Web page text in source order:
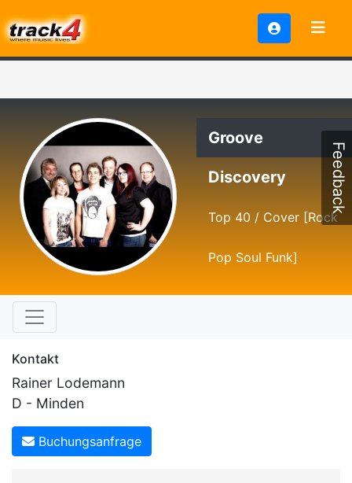
Groove
Discovery
Top 40 / Cover [Rock
Pop Soul Funk]
Kontakt
Rainer Lodemann
D - Minden
Buchungsanfrage
Feedback